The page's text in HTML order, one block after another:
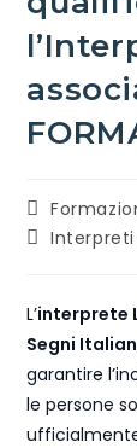
L’interprete
Segni
garantire
le persone